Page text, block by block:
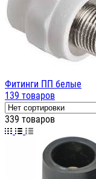
Фитинги ПП белые
139 товаров
339 товаров